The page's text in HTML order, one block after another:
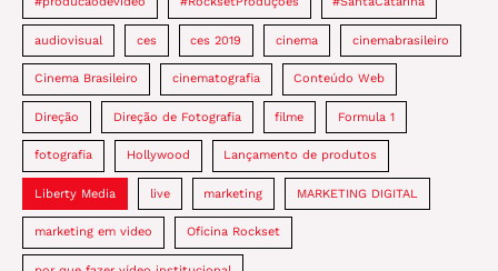
audiovisual ces ces 2019 cinema cinemabrasileiro
Cinema Brasileiro cinematografia Conteúdo Web
Direção Direção de Fotografia filme Formula 1
fotografia Hollywood Lançamento de produtos
Liberty Media live marketing MARKETING DIGITAL
marketing em video Oficina Rockset